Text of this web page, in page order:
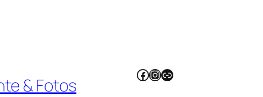
& Fotos Facebook
Instagram
Link